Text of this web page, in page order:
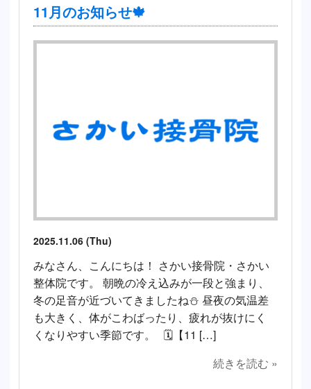
11月のお知らせ🍁
2025.11.06 (Thu)
みなさん、こんにちは！ さかい接骨院・さかい
整体院です。 朝晩の冷え込みが一段と強まり、
冬の足音が近づいてきましたね⛄ 昼夜の気温差
も大きく、体がこわばったり、疲れが抜けにく
くなりやすい季節です。 🗓【11 […]
続きを読む »